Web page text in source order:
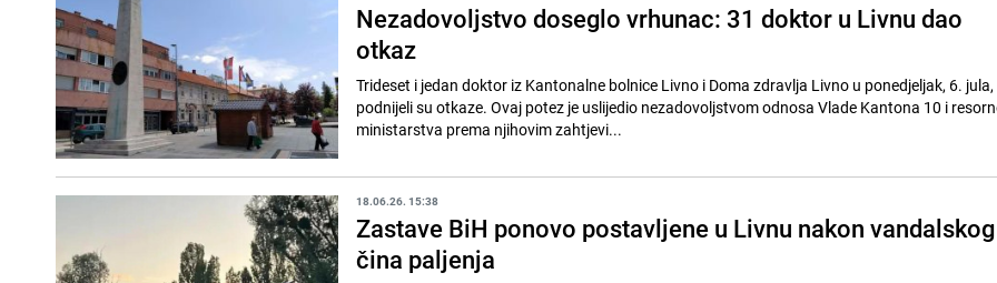
Nezadovoljstvo doseglo vrhunac: 31 doktor u Livnu dao
otkaz
Trideset i jedan doktor iz Kantonalne bolnice Livno i Doma zdravlja Livno u ponedjeljak, 6.
podnijeli su otkaze. Ovaj potez je uslijedio nezadovoljstvom odnosa Vlade Kantona 10 i
ministarstva prema njihovim zahtjevi...
18.06.26. 15:38
Zastave BiH ponovo postavljene u Livnu nakon vandalskog
čina paljenja